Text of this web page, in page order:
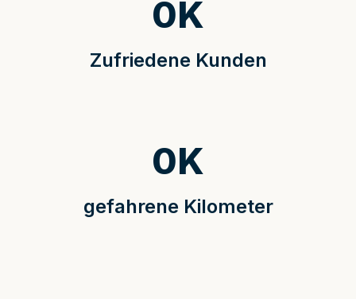
Zufriedene Kunden
0K
gefahrene Kilometer
0K